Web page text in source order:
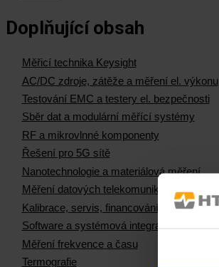
Doplňující obsah
Měřicí technika Keysight
AC/DC zdroje, zátěže a měření el. výkonu
Testování EMC a testery el. bezpečnosti
Sběr dat a modulární měřící systémy
RF a mikrovlnné komponenty
Řešení pro 5G sítě
Nanotechnologie a materiálová měření
Měření datových telekomunikačních sítí
Kalibrace, servis, financování
Software a systémová integrace
Měření frekvence a času
Termografie